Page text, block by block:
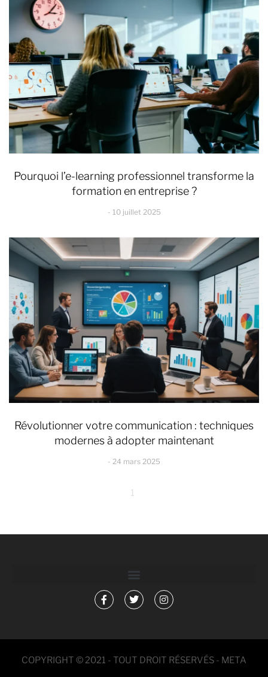
Pourquoi l’e-learning professionnel transforme la
formation en entreprise ?
10 juillet 2025
Révolutionner votre communication : techniques
modernes à adopter maintenant
24 mars 2025
1
COPYRIGHT © 2021 - TOUT DROIT RÉSERVÉS - META